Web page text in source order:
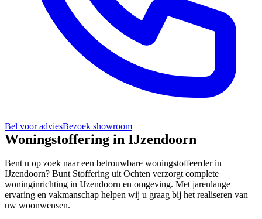
Bel voor adviesBezoek showroom
Woningstoffering in IJzendoorn
Bent u op zoek naar een betrouwbare woningstoffeerder in
IJzendoorn? Bunt Stoffering uit Ochten verzorgt complete
woninginrichting in IJzendoorn en omgeving. Met jarenlange
ervaring en vakmanschap helpen wij u graag bij het realiseren van
uw woonwensen.